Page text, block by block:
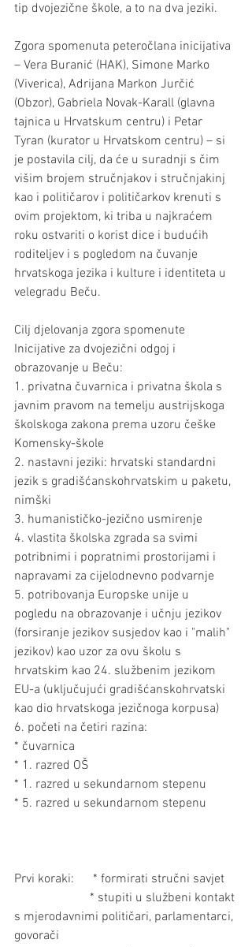
tip dvojezične škole, a to na dva jeziki.
Zgora spomenuta peteročlana inicijativa
– Vera Buranić (HAK), Simone Marko
(Viverica), Adrijana Markon Jurčić
(Obzor), Gabriela Novak-Karall (glavna
tajnica u Hrvatskum centru) i Petar
Tyran (kurator u Hrvatskom centru) – si
je postavila cilj, da će u suradnji s čim
višim brojem stručnjakov i stručnjakinj
kao i političarov i političarkov krenuti s
ovim projektom, ki triba u najkraćem
roku ostvariti o korist dice i budućih
roditeljev i s pogledom na čuvanje
hrvatskoga jezika i kulture i identiteta u
velegradu Beču.
Cilj djelovanja zgora spomenute
Inicijative za dvojezični odgoj i
obrazovanje u Beču:
1. privatna čuvarnica i privatna škola s
javnim pravom na temelju austrijskoga
školskoga zakona prema uzoru češke
Komensky-škole
2. nastavni jeziki: hrvatski standardni
jezik s gradišćanskohrvatskim u paketu,
nimški
3. humanističko-jezično usmirenje
4. vlastita školska zgrada sa svimi
potribnimi i popratnimi prostorijami i
napravami za cijelodnevno podvarnje
5. potribovanja Europske unije u
pogledu na obrazovanje i učnju jezikov
(forsiranje jezikov susjedov kao i "malih"
jezikov) kao uzor za ovu školu s
hrvatskim kao 24. službenim jezikom
EU-a (uključujući gradišćanskohrvatski
kao dio hrvatskoga jezičnoga korpusa)
6. početi na četiri razina:
* čuvarnica
* 1. razred OŠ
* 1. razred u sekundarnom stepenu
* 5. razred u sekundarnom stepenu
Prvi koraki:      * formirati stručni savjet
s mjerodavnimi političari, parlamentarci,
govorači